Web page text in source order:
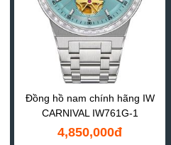
Đồng hồ nam chính hãng IW
CARNIVAL IW761G-1
4,850,000đ